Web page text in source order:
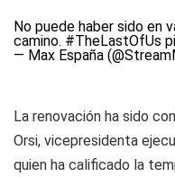
No puede haber sido en
camino. #TheLastOfUs
— Max España
La renovación ha sido
Orsi, vicepresidenta
quien ha calificado la